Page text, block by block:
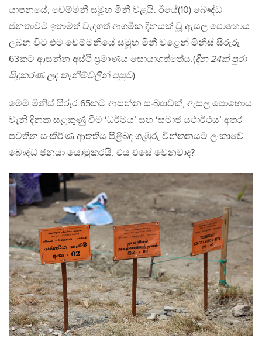
යාපනයේ, චෙම්මනී සමූහ මිනී වළයි. ඊයේ(10) බෞද්ධ
ජනතාවට ඉතාමත් වැදගත් ආගමික දිනයක් වූ ඇසල පොහොය
ලබන විට එම චෙම්මනියේ සමූහ මිනී වළෙන් මිනිස් සිරුරු
63කට ආසන්න අස්ථි ප්‍රමාණය සොයාගත්තේය.(දින 24ක් පුරා
සිදුකරණ ලද කැනීම්වලින් පසුව)
මෙම මිනිස් සිරුර 65කට ආසන්න සංඛ්‍යාවක්, ඇසල පොහොය
වැනි දිනක සළකුණු වීම ‘ධර්මය’ සහ ‘සමාජ යථාර්ථය’ අතර
පවතින සංකීර්ණ ආතතිය පිළිබඳ ගැඹුරු චින්තනයට ලංකාවේ
බෞද්ධ ජනයා යොමුකරයි. එය එසේ වෙනවාද?